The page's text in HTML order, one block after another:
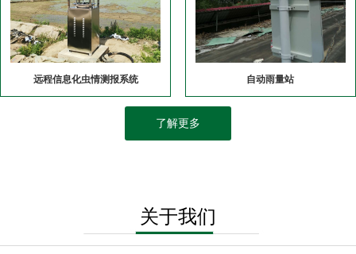
远程信息化虫情测报系统 自动雨量站
了解更多
关于我们